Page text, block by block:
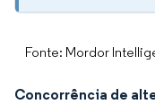
Fonte: Mordor
Concorrência de